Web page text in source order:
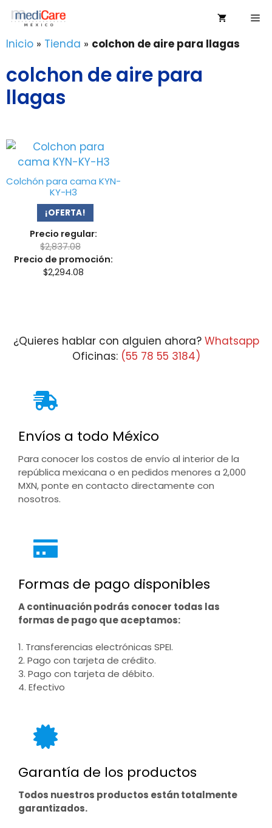
Saltar
contenido
Inicio » Tienda » colchon de aire para llagas
colchon de aire para
llagas
Colchón para cama KYN-
KY-H3
¡OFERTA!
Precio regular:
$2,837.08
Precio de promoción:
$2,294.08
¿Quieres hablar con alguien ahora? Whatsapp
Oficinas: (55 78 55 3184)
Envíos a todo México
Para conocer los costos de envío al interior de la
república mexicana o en pedidos menores a 2,000
MXN, ponte en contacto directamente con
nosotros.
Formas de pago disponibles
A continuación podrás conocer todas las
formas de pago que aceptamos:
1. Transferencias electrónicas SPEI.
2. Pago con tarjeta de crédito.
3. Pago con tarjeta de débito.
4. Efectivo
Garantía de los productos
Todos nuestros productos están totalmente
garantizados.